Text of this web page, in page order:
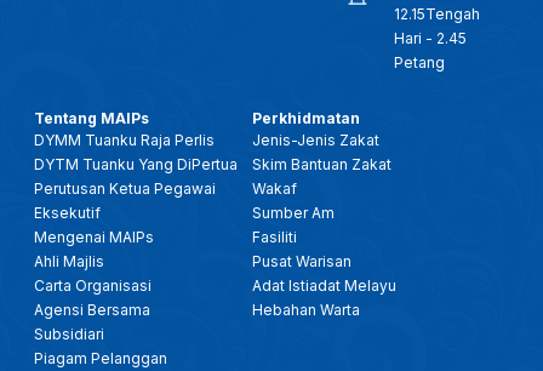
12.15Tengah
Hari - 2.45
Petang
Tentang MAIPs
DYMM Tuanku Raja Perlis
DYTM Tuanku Yang DiPertua
Perutusan Ketua Pegawai
Eksekutif
Mengenai MAIPs
Ahli Majlis
Carta Organisasi
Agensi Bersama
Subsidiari
Piagam Pelanggan
Perkhidmatan
Jenis-Jenis Zakat
Skim Bantuan Zakat
Wakaf
Sumber Am
Fasiliti
Pusat Warisan
Adat Istiadat Melayu
Hebahan Warta